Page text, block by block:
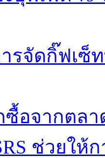
รจัดกิ๊ฟเซ็
ซื้อจากตล
ช่วยให้